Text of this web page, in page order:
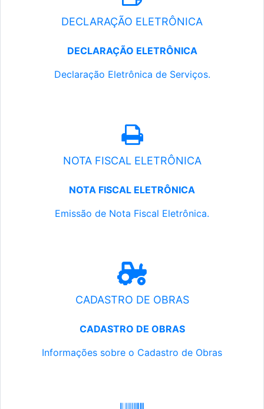
DECLARAÇÃO ELETRÔNICA
DECLARAÇÃO ELETRÔNICA
Declaração Eletrônica de Serviços.
NOTA FISCAL ELETRÔNICA
NOTA FISCAL ELETRÔNICA
Emissão de Nota Fiscal Eletrônica.
CADASTRO DE OBRAS
CADASTRO DE OBRAS
Informações sobre o Cadastro de Obras